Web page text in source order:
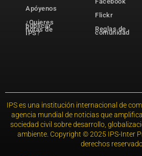
Apóyenos
¿Quieres
publicar
notas de
IPS?
Flickr
Reglas de
comunidad
IPS es una institución internacional de
agencia mundial de noticias que
sociedad civil sobre desarrollo,
ambiente. Copyright © 2025 IPS-Inter
derechos